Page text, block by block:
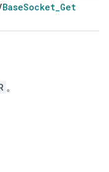
BaseSocket Get
。